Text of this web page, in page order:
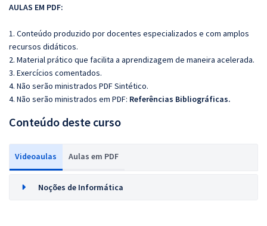
AULAS EM PDF:
1. Conteúdo produzido por docentes especializados e com amplos
recursos didáticos.
2. Material prático que facilita a aprendizagem de maneira acelerada.
3. Exercícios comentados.
4. Não serão ministrados PDF Sintético.
4. Não serão ministrados em PDF: Referências Bibliográficas.
Conteúdo deste curso
Videoaulas Aulas em PDF
Noções de Informática